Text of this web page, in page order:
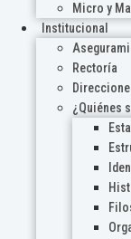
Micro y
Institucional
Rectoría
¿Quiénes